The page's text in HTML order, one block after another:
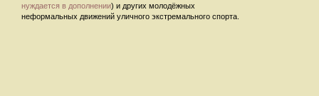
нуждается в дополнении) и других молодёжных
неформальных движений уличного экстремального спорта.